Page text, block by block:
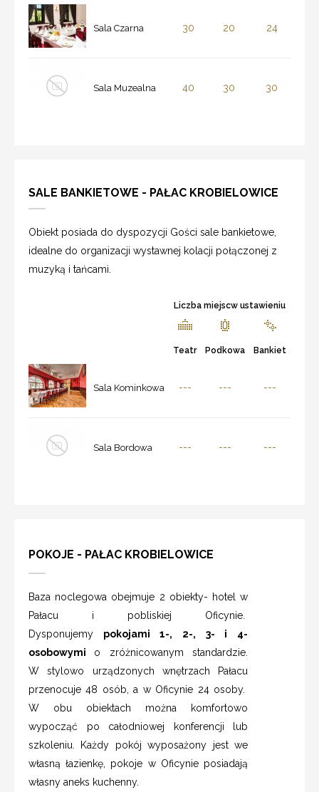
Sala Czarna 30 20 24
Sala Muzealna 40 30 30
SALE BANKIETOWE - PAŁAC KROBIELOWICE
Obiekt posiada do dyspozycji Gości sale bankietowe,
idealne do organizacji wystawnej kolacji połączonej z
muzyką i tańcami.
Liczba miejscw ustawieniu
Teatr Podkowa Bankiet
Sala Kominkowa --- --- ---
Sala Bordowa --- --- ---
POKOJE - PAŁAC KROBIELOWICE
Baza noclegowa obejmuje 2 obiekty- hotel w
Pałacu i pobliskiej Oficynie.
Dysponujemy pokojami 1-, 2-, 3- i 4-
osobowymi o zróżnicowanym standardzie.
W stylowo urządzonych wnętrzach Pałacu
przenocuje 48 osób, a w Oficynie 24 osoby.
W obu obiektach można komfortowo
wypocząć po całodniowej konferencji lub
szkoleniu. Każdy pokój wyposażony jest we
własną łazienkę, pokoje w Oficynie posiadają
własny aneks kuchenny.